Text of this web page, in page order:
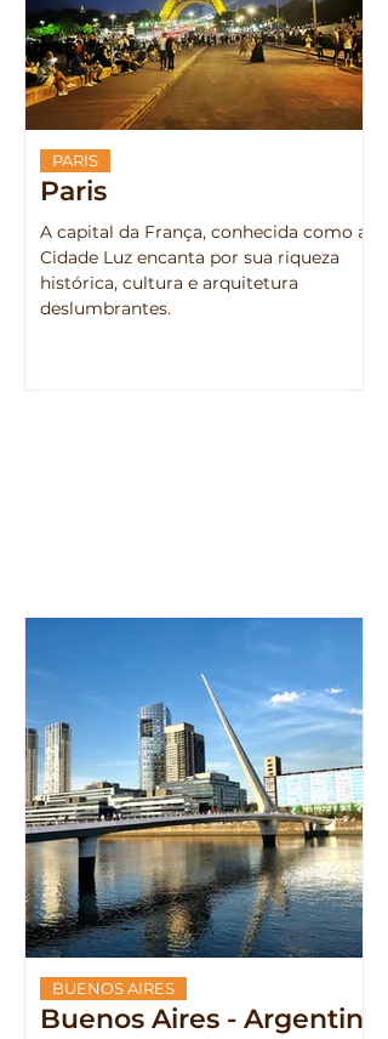
Paris
A capital da França, conhecida como a
Cidade Luz encanta por sua riqueza
histórica, cultura e arquitetura
deslumbrantes.
PARIS
Buenos Aires - Argentina
BUENOS AIRES